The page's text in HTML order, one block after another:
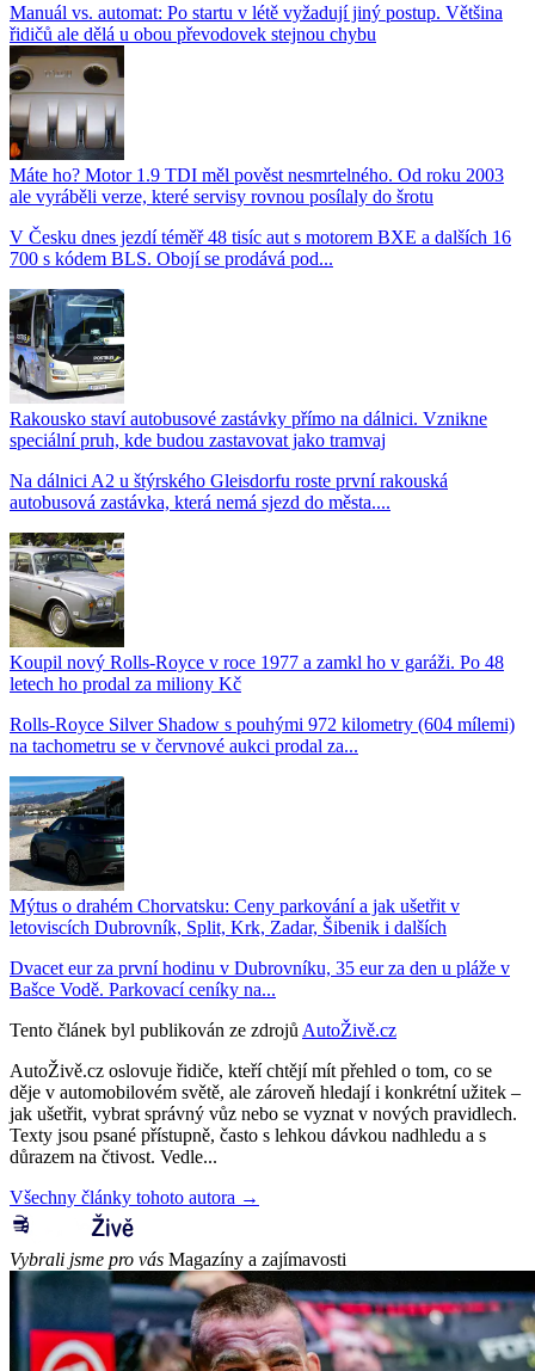
Manuál vs. automat: Po startu v létě vyžadují jiný postup. Většina
řidičů ale dělá u obou převodovek stejnou chybu
Máte ho? Motor 1.9 TDI měl pověst nesmrtelného. Od roku 2003
ale vyráběli verze, které servisy rovnou posílaly do šrotu
V Česku dnes jezdí téměř 48 tisíc aut s motorem BXE a dalších 16
700 s kódem BLS. Obojí se prodává pod...
Rakousko staví autobusové zastávky přímo na dálnici. Vznikne
speciální pruh, kde budou zastavovat jako tramvaj
Na dálnici A2 u štýrského Gleisdorfu roste první rakouská
autobusová zastávka, která nemá sjezd do města....
Koupil nový Rolls-Royce v roce 1977 a zamkl ho v garáži. Po 48
letech ho prodal za miliony Kč
Rolls-Royce Silver Shadow s pouhými 972 kilometry (604 mílemi)
na tachometru se v červnové aukci prodal za...
Mýtus o drahém Chorvatsku: Ceny parkování a jak ušetřit v
letoviscích Dubrovník, Split, Krk, Zadar, Šibenik i dalších
Dvacet eur za první hodinu v Dubrovníku, 35 eur za den u pláže v
Bašce Vodě. Parkovací ceníky na...
Tento článek byl publikován ze zdrojů AutoŽivě.cz
AutoŽivě.cz oslovuje řidiče, kteří chtějí mít přehled o tom, co se
děje v automobilovém světě, ale zároveň hledají i konkrétní užitek –
jak ušetřit, vybrat správný vůz nebo se vyznat v nových pravidlech.
Texty jsou psané přístupně, často s lehkou dávkou nadhledu a s
důrazem na čtivost. Vedle...
Všechny články tohoto autora →
Vybrali jsme pro vás Magazíny a zajímavosti